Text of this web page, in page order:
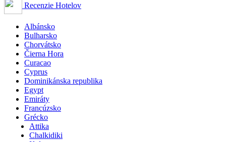
Recenzie Hotelov
Albánsko
Bulharsko
Chorvátsko
Čierna Hora
Curacao
Cyprus
Dominikánska republika
Egypt
Emiráty
Francúzsko
Grécko
Attika
Chalkidiki